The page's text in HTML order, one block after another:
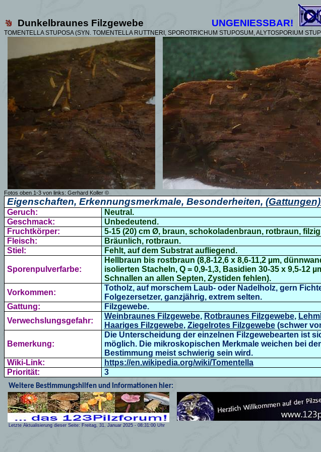
Dunkelbraunes Filzgewebe UNGENIESSBAR!
TOMENTELLA STUPOSA (SYN. TOMENTELLA RUTTNERI, SPOROTRICHUM STUPOSUM, ALYTOSPORIUM
Fotos oben 1-3 von links: Gerhard Koller ©
Eigenschaften, Erkennungsmerkmale, Besonderheiten,
Geruch:
Neutral.
Geschmack:
Unbedeutend.
Fruchtkörper:
5-15 (20) cm Ø, braun,schokoladenbraun, rotbraun,
Fleisch:
Bräunlich, rotbraun.
Stiel:
Fehlt, auf dem Substrat aufliegend.
Sporenpulverfarbe:
Hellbraun bis rostbraun (8,8-12,6 x 8,6-11,2 µm,
isolierten Stacheln, Q = 0,9-1,3, Basidien 30-35 x 9,5-12
Schnallen an allen Septen, Zystiden fehlen).
Vorkommen:
Totholz, auf morschem Laub- oder Nadelholz, gern
Folgezersetzer, ganzjährig, extrem selten.
Gattung:
Filzgewebe.
Verwechslungsgefahr:
Weinbraunes Filzgewebe, Rotbraunes Filzgewebe,
Haariges Filzgewebe, Ziegelrotes Filzgewebe(schwer
Bemerkung:
Die Unterscheidung der einzelnen Filzgewebearten ist
möglich. Die mikroskopischen Merkmale weichen bei
Bestimmung meist schwierig sein wird.
Wiki-Link:
https://en.wikipedia.org/wiki/Tomentella
Priorität:
3
Weitere Bestimmungshilfen und Informationen hier:
Letzte Aktualisierung dieser Seite: Freitag, 31. Januar 2025 - 08:31:00 Uhr